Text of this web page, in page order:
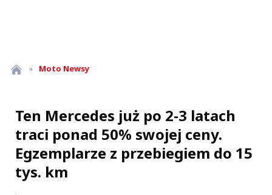
» Moto Newsy
Ten Mercedes już po 2-3 latach
traci ponad 50% swojej ceny.
Egzemplarze z przebiegiem do 15
tys. km